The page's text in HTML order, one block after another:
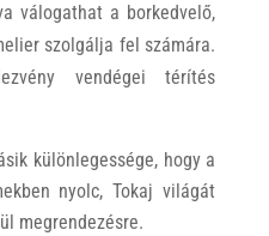
válogathat a borkedvelő,
szolgálja fel számára.
vendégei térítés
különlegessége, hogy a
nyolc, Tokaj világát
megrendezésre.